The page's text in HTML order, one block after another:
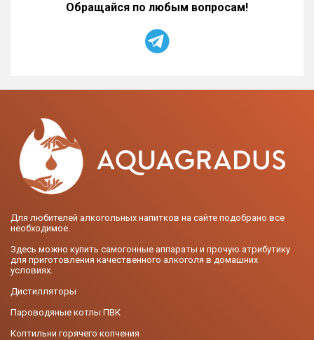
Обращайся по любым вопросам!
Для любителей алкогольных напитков на сайте подобрано все
необходимое.
Здесь можно купить самогонные аппараты и прочую атрибутику
для приготовления качественного алкоголя в домашних
условиях.
Дистилляторы
Пароводяные котлы ПВК
Коптильни горячего копчения